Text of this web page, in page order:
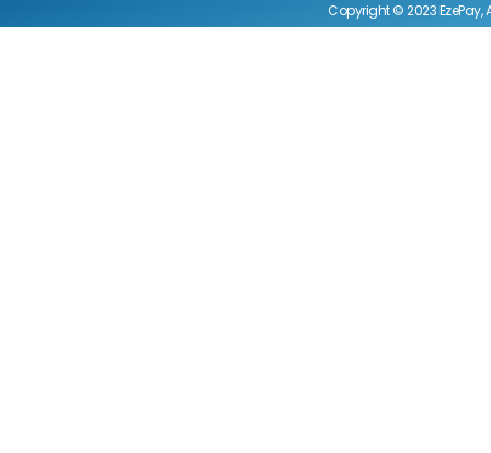
Copyright © 2023 EzePay,